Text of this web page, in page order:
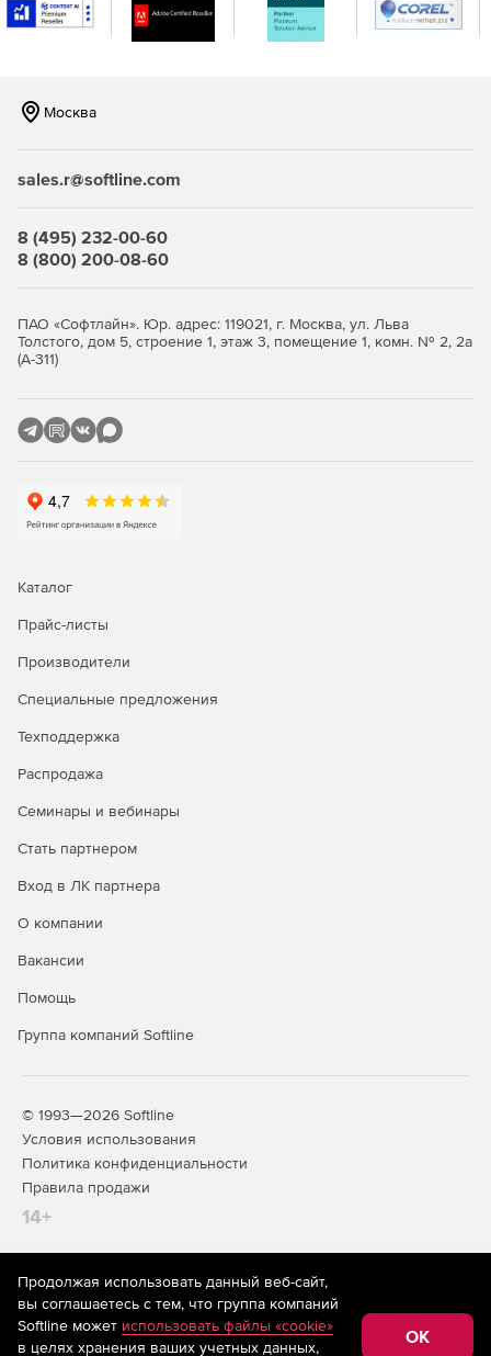
Москва
sales.r@softline.com
8 (495) 232-00-60
8 (800) 200-08-60
ПАО «Софтлайн». Юр. адрес: 119021, г. Москва, ул. Льва
Толстого, дом 5, строение 1, этаж 3, помещение 1, комн. № 2, 2а
(А-311)
Каталог
Прайс-листы
Производители
Специальные предложения
Техподдержка
Распродажа
Семинары и вебинары
Стать партнером
Вход в ЛК партнера
О компании
Вакансии
Помощь
Группа компаний Softline
© 1993—2026 Softline
Условия использования
Политика конфиденциальности
Правила продажи
14+
На информационном ресурсе store.softline.ru применяются
рекомендательные технологии(информационные технологии
предоставления информации на основе сбора,
систематизации и анализа сведений, относящихся к
Продолжая использовать данный веб-сайт,
вы соглашаетесь с тем, что группа компаний
Softline может использовать файлы «cookie»
в целях хранения ваших учетных данных,
OK